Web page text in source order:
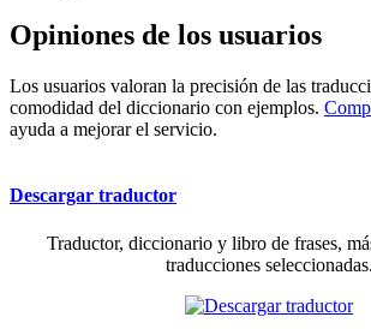
Opiniones de los usuarios
Los usuarios valoran la precisión de las
comodidad del diccionario con ejemplos.
ayuda a mejorar el servicio.
Descargar traductor
Traductor, diccionario y libro de frases,
traducciones seleccionadas.